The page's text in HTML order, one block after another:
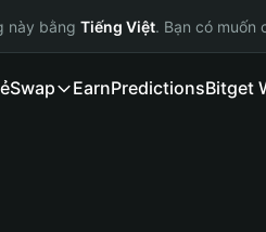
này bằng Tiếng Việt. Bạn có muốn
Swap EarnPredictionsBitget